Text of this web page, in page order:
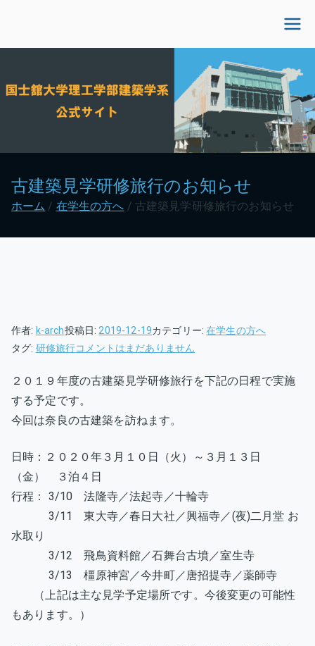
を
キ
国士舘大学理工学部建
築学系公式サイト
古建築見学研修旅行のお知らせ
ホーム 在学生の方へ 古建築見学研修旅行のお知らせ
作者: k-arch投稿日:2019-12-19カテゴリー:在学生の方へ
タグ: 研修旅行古
築
見
学
修
旅
行
お
ら
せ
へ
の
コメントはまだありません
２０１９年度の古建築見学研修旅行を下記の日程で実施
する予定です。
今回は奈良の古建築を訪ねます。
日時：２０２０年３月１０日（火）～３月１３日
（金） ３泊４日
行程： 3/10 法隆寺／法起寺／十輪寺
3/11 東大寺／春日大社／興福寺／(夜)二月堂 お
水取り
3/12 飛鳥資料館／石舞台古墳／室生寺
3/13 橿原神宮／今井町／唐招提寺／薬師寺
（上記は主な見学予定場所です。今後変更の可能性
もあります。）